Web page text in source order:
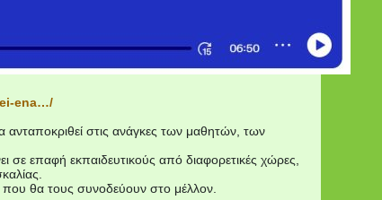
ena…/
ανταποκριθεί στις ανάγκες των μαθητών, των
επαφή εκπαιδευτικούς από διαφορετικές χώρες,
που θα τους συνοδεύουν στο μέλλον.